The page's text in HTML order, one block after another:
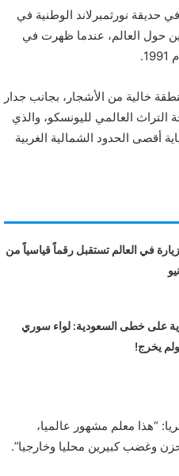
حديقة نورثمبرلاند الوطنية في
حول العالم، عندما ظهرت في
خالية من الأشجار، بجانب جدار
التراث العالمي لليونسكو، والذي
1900 عام لحماية أقصى الحدود الشمالية الغربية
في العالم تستقبل رقماً قياسياً من
على خطى السعودية: لواء سوري
يخرج!
“هذا معلم مشهور عالميا،
وغضب كبيرين محليا وخارجيا”.